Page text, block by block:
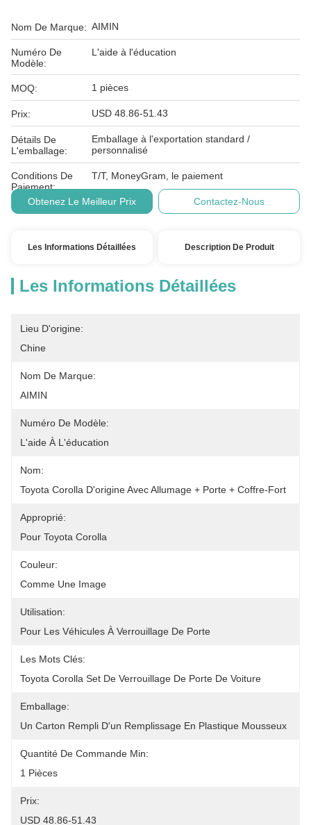
Nom De Marque: AIMIN
Numéro De
Modèle:
L'aide à l'éducation
MOQ: 1 pièces
Prix: USD 48.86-51.43
Détails De
L'emballage:
Emballage à l'exportation standard /
personnalisé
Conditions De
Paiement:
T/T, MoneyGram, le paiement
Obtenez Le Meilleur Prix Contactez-Nous
Les Informations Détaillées Description De Produit
Les Informations Détaillées
Lieu D'origine:
Chine
Nom De Marque:
AIMIN
Numéro De Modèle:
L'aide À L'éducation
Nom:
Toyota Corolla D'origine Avec Allumage + Porte + Coffre-Fort
Approprié:
Pour Toyota Corolla
Couleur:
Comme Une Image
Utilisation:
Pour Les Véhicules À Verrouillage De Porte
Les Mots Clés:
Toyota Corolla Set De Verrouillage De Porte De Voiture
Emballage:
Un Carton Rempli D'un Remplissage En Plastique Mousseux
Quantité De Commande Min:
1 Pièces
Prix:
USD 48.86-51.43